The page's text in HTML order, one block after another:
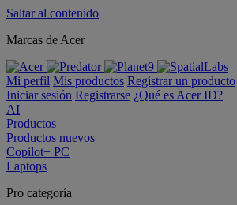
Saltar al contenido
Marcas de Acer
Mi perfil Mis productos Registrar un producto
Iniciar sesión Registrarse ¿Qué es Acer ID?
AI
Productos
Productos nuevos
Copilot+ PC
Laptops
Pro categoría